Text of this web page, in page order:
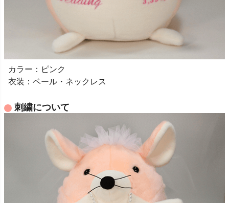
カラー：ピンク
衣装：ベール・ネックレス
刺繍について